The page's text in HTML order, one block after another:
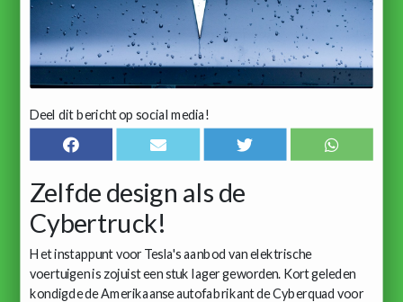
Deel dit bericht op social media!
Zelfde design als de
Cybertruck!
Het instappunt voor Tesla's aanbod van elektrische
voertuigen is zojuist een stuk lager geworden. Kort geleden
kondigde de Amerikaanse autofabrikant de Cyberquad voor